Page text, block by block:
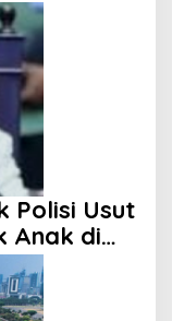
Polisi Usut
Anak di